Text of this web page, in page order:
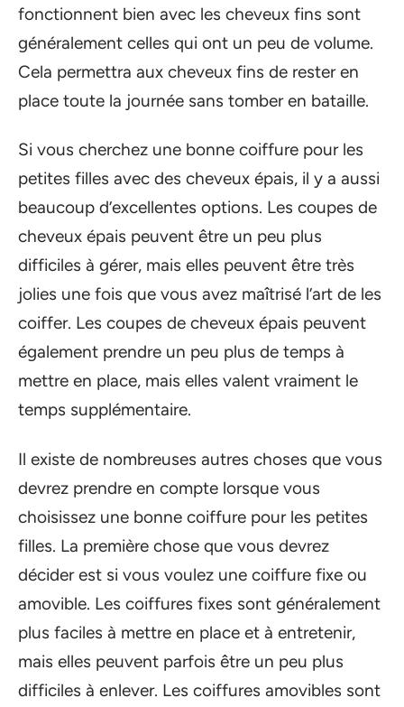
fonctionnent bien avec les cheveux fins sont
généralement celles qui ont un peu de volume.
Cela permettra aux cheveux fins de rester en
place toute la journée sans tomber en bataille.
Si vous cherchez une bonne coiffure pour les
petites filles avec des cheveux épais, il y a aussi
beaucoup d’excellentes options. Les coupes de
cheveux épais peuvent être un peu plus
difficiles à gérer, mais elles peuvent être très
jolies une fois que vous avez maîtrisé l’art de les
coiffer. Les coupes de cheveux épais peuvent
également prendre un peu plus de temps à
mettre en place, mais elles valent vraiment le
temps supplémentaire.
Il existe de nombreuses autres choses que vous
devrez prendre en compte lorsque vous
choisissez une bonne coiffure pour les petites
filles. La première chose que vous devrez
décider est si vous voulez une coiffure fixe ou
amovible. Les coiffures fixes sont généralement
plus faciles à mettre en place et à entretenir,
mais elles peuvent parfois être un peu plus
difficiles à enlever. Les coiffures amovibles sont